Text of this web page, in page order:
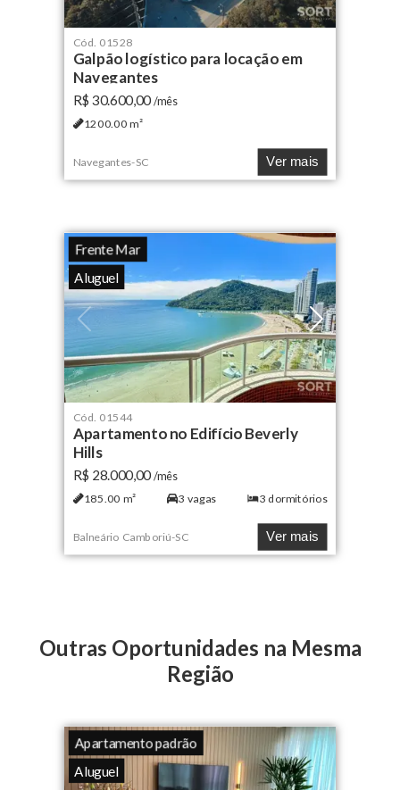
Cód. 01528
Galpão logístico para locação em
Navegantes
R$ 30.600,00/mês
1200.00m²
Navegantes-SC Ver mais
Frente Mar
Aluguel
Cód. 01544
Apartamento no Edifício Beverly
Hills
R$ 28.000,00/mês
185.00 m² 3 vagas 3 dormitórios
Balneário Camboriú-SC Ver mais
Outras Oportunidades na Mesma
Região
Apartamento padrão
Aluguel